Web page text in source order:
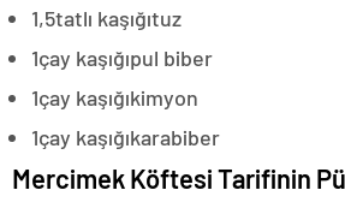
1,5tatlı kaşığıtuz
1çay kaşığıpul biber
1çay kaşığıkimyon
1çay kaşığıkarabiber
Mercimek Köftesi Tarifinin